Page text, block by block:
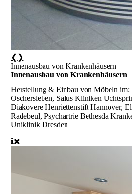
❮ ❯
Innenausbau von Krankenhäusern
Innenausbau von Krankenhäusern
Herstellung & Einbau von Möbeln im:
Oschersleben, Salus Kliniken
Diakovere Henriettenstift Hannover,
Radebeul, Psychartrie Bethesda
Uniklinik Dresden